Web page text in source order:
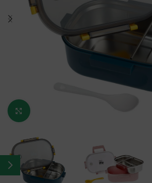
Κάντε κλικ για μεγέθυνση